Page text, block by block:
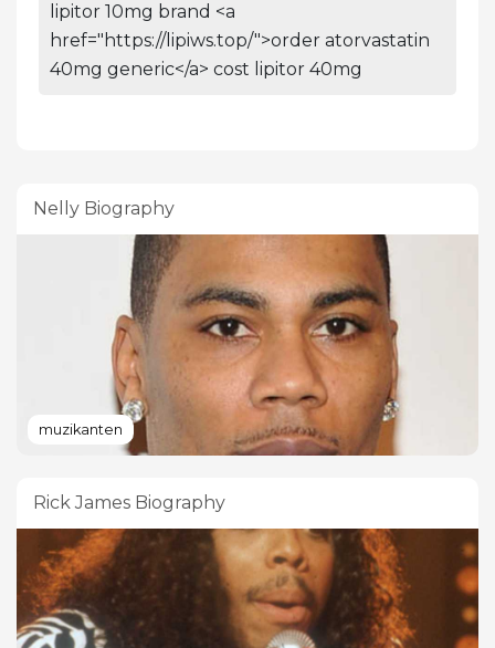
lipitor 10mg brand <a
href="https://lipiws.top/">order atorvastatin
40mg generic</a> cost lipitor 40mg
Nelly Biography
muzikanten
Rick James Biography